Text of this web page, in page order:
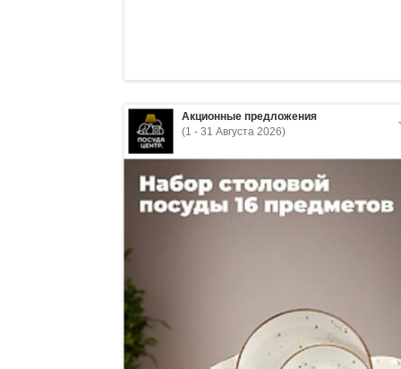
Акционные предложения
(1 - 31 Августа 2026)